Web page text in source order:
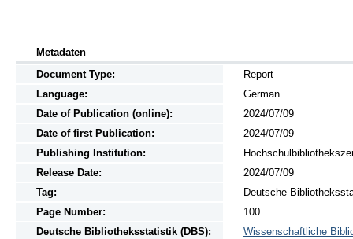
Metadaten
Document Type:
Report
Language:
German
Date of Publication (online):
2024/07/09
Date of first Publication:
2024/07/09
Publishing Institution:
Release Date:
2024/07/09
Tag:
Deutsche
Page Number:
100
Deutsche Bibliotheksstatistik (DBS):
Wissenschaftliche